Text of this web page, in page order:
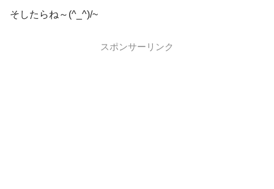
そしたらね～(^_^)/~
スポンサーリンク